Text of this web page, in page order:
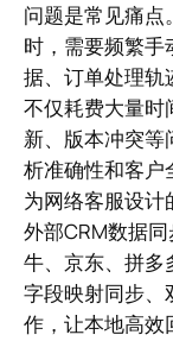
问题是常见痛点
时，需要频繁手
据、订单处理轨
不仅耗费大量时
新、版本冲突等
析准确性和客户
为网络客服设计
外部CRM数据
牛、京东、拼多
字段映射同步、
作，让本地高效